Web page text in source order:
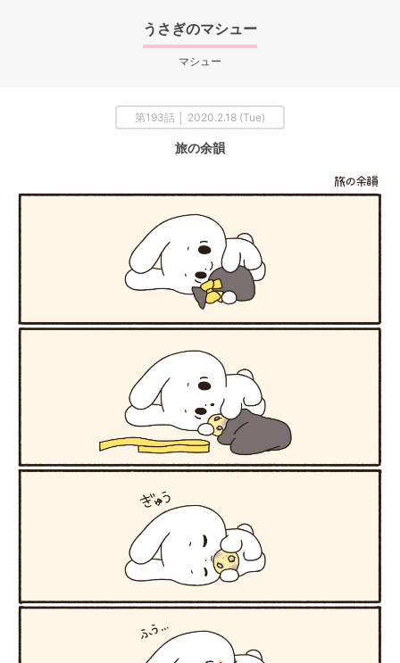
うさぎのマシュー
マシュー
第193話 │ 2020.2.18 (Tue)
旅の余韻